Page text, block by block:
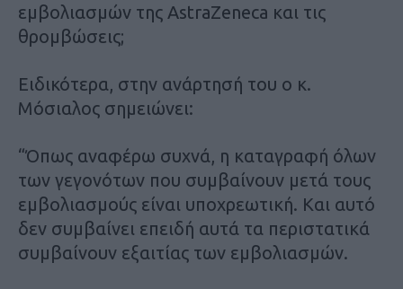
εμβολιασμών της AstraZeneca και τις
θρομβώσεις;
Ειδικότερα, στην ανάρτησή του ο κ.
Μόσιαλος σημειώνει:
“Όπως αναφέρω συχνά, η καταγραφή όλων
των γεγονότων που συμβαίνουν μετά τους
εμβολιασμούς είναι υποχρεωτική. Και αυτό
δεν συμβαίνει επειδή αυτά τα περιστατικά
συμβαίνουν εξαιτίας των εμβολιασμών.